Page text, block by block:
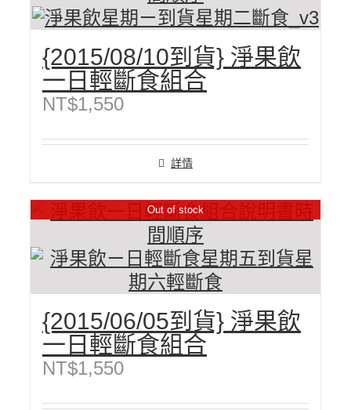
{2015/08/10到貨} 淨果飲
一日輕斷食組合
NT$1,550
詳情
Out of stock
{2015/06/05到貨} 淨果飲
一日輕斷食組合
NT$1,550